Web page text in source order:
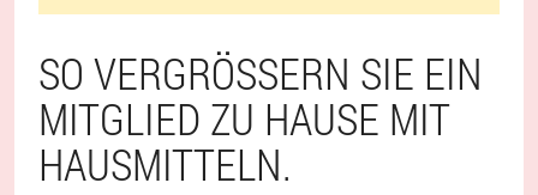
SO VERGRÖSSERN SIE EIN M
ITGLIED ZU HAUSE MIT H
AUSMITTELN.